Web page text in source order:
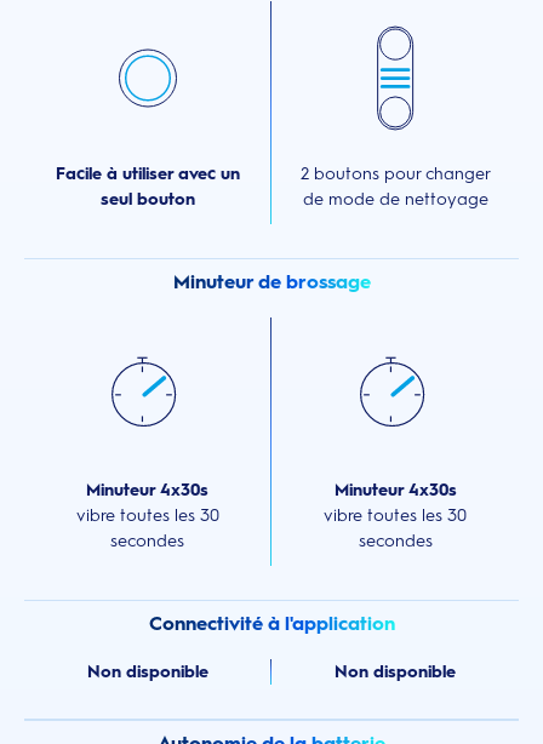
Facile à utiliser avec un
seul bouton
2 boutons pour changer
de mode de nettoyage
Minuteur de brossage
Minuteur 4x30s
vibre toutes les 30
secondes
Minuteur 4x30s
vibre toutes les 30
secondes
Connectivité à l'application
Non disponible Non disponible